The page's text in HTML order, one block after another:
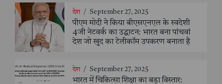
देश / September 27, 2025
पीएम मोदी ने किया बीएसएनएल के स्वदेशी
4जी नेटवर्क का उद्घाटन: भारत बना पांचवां
देश जो खुद का टेलीकॉम उपकरण बनाता है
देश / September 27, 2025
भारत में चिकित्सा शिक्षा का बड़ा विस्तार: